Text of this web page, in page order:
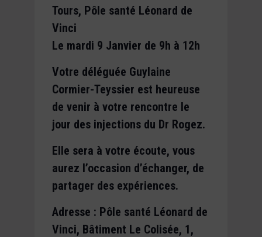
Tours, Pôle santé Léonard de
Vinci
Le mardi 9 Janvier de 9h à 12h
Votre déléguée Guylaine
Cormier-Teyssier est heureuse
de venir à votre rencontre le
jour des injections du Dr Rogez.
Elle sera à votre écoute, vous
aurez l’occasion d’échanger, de
partager des expériences.
Adresse : Pôle santé Léonard de
Vinci, Bâtiment Le Colisée, 1,